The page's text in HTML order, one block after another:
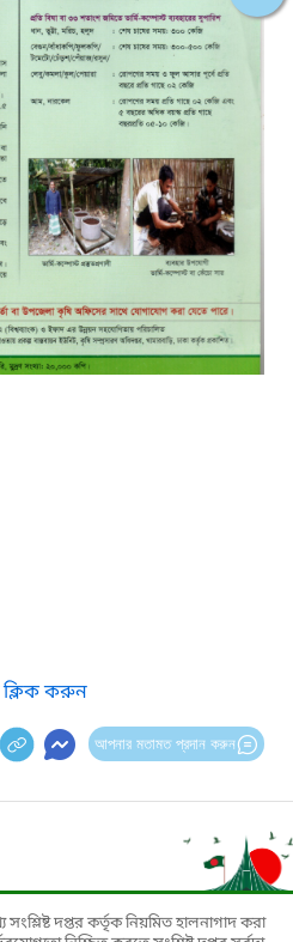
ক্লিক করুন
আপনার মতামত প্রদান করুন
দপ্তর কর্তৃক নিয়মিত হালনাগাদ করা